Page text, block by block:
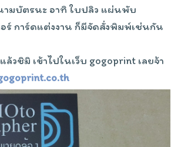
มบัตรนะ อาทิ ใบปลิว แผ่นพับ
ร์ การ์ดแต่งงาน ก็มีจัดสั่งพิมพ์เช่นกัน
วชิมิ เข้าไปในเว็บ gogoprint เลยจ้า